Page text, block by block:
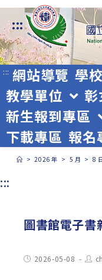
跳
轉
至
主
要
內
容
:::
::: 網站導覽 學
教學單位
新生報到專區
下載專區 報名
> 2026 年 > 5 月 > 8
:::
圖書館電子書
Post2026-05-08
Post